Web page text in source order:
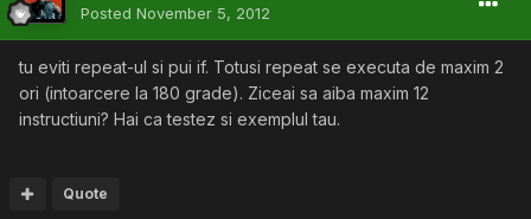
Posted November 5, 2012
tu eviti repeat-ul si pui if. Totusi repeat se executa de maxim 2
ori (intoarcere la 180 grade). Ziceai sa aiba maxim 12
instructiuni? Hai ca testez si exemplul tau.
Quote